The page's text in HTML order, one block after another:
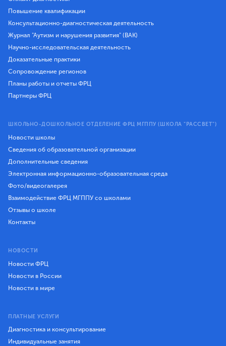
Повышение квалификации
Консультационно-диагностическая деятельность
Журнал "Аутизм и нарушения развития" (ВАК)
Научно-исследовательская деятельность
Доказательные практики
Сопровождение регионов
Планы работы и отчеты ФРЦ
Партнеры ФРЦ
ШКОЛЬНО-ДОШКОЛЬНОЕ ОТДЕЛЕНИЕ ФРЦ МГППУ (ШКОЛА "РАССВЕТ")
Новости школы
Сведения об образовательной организации
Дополнительные сведения
Электронная информационно-образовательная среда
Фото/видеогалерея
Взаимодействие ФРЦ МГППУ со школами
Отзывы о школе
Контакты
НОВОСТИ
Новости ФРЦ
Новости в России
Новости в мире
ПЛАТНЫЕ УСЛУГИ
Диагностика и консультирование
Индивидуальные занятия